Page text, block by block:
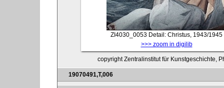
ZI4030_0053 Detail: Christus, 1943/1945
>>> zoom in digilib
copyright Zentralinstitut für Kunstgeschichte,
19070491,T,006